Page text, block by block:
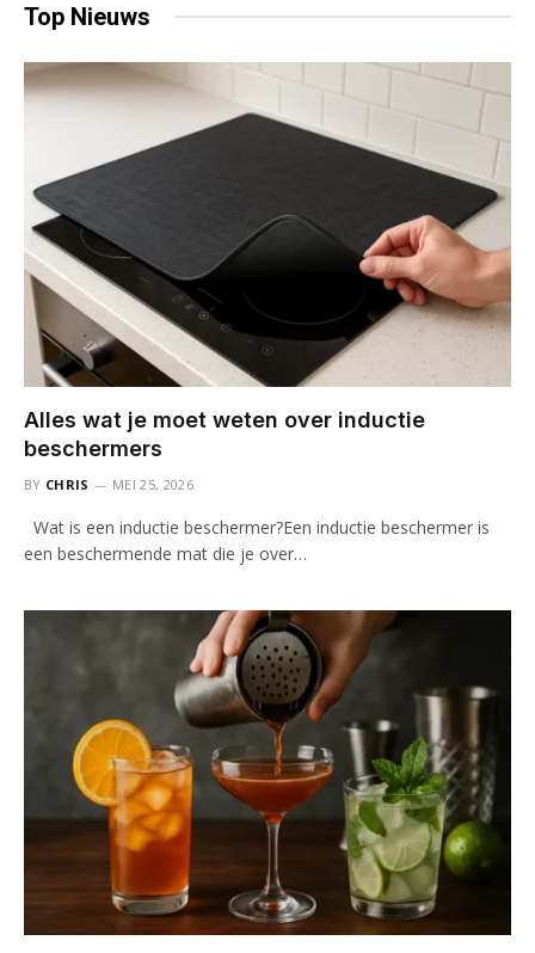
Top Nieuws
Alles wat je moet weten over inductie
beschermers
BY CHRIS MEI 25, 2026
Wat is een inductie beschermer?Een inductie beschermer is
een beschermende mat die je over…